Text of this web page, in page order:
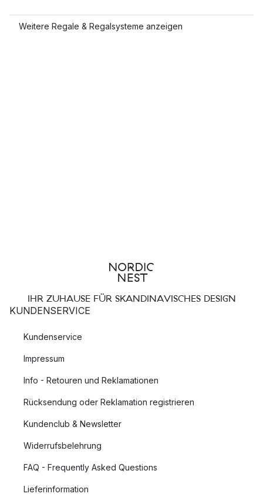
Weitere Regale & Regalsysteme anzeigen
IHR ZUHAUSE FÜR SKANDINAVISCHES DESIGN
KUNDENSERVICE
Kundenservice
Impressum
Info - Retouren und Reklamationen
Rücksendung oder Reklamation registrieren
Kundenclub & Newsletter
Widerrufsbelehrung
FAQ - Frequently Asked Questions
Lieferinformation